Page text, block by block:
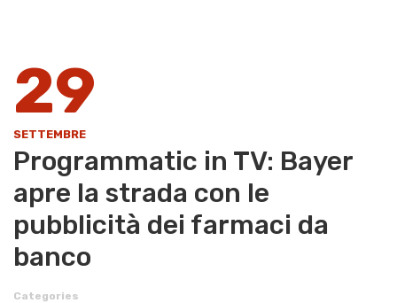
29
SETTEMBRE
Programmatic in TV: Bayer
apre la strada con le
pubblicità dei farmaci da
banco
Categories